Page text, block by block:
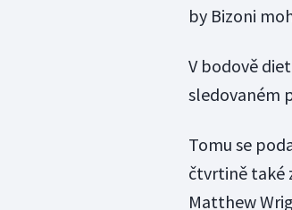
by Bizoni
V bodově
sledovaném
Tomu se
čtvrtině také
Matthew